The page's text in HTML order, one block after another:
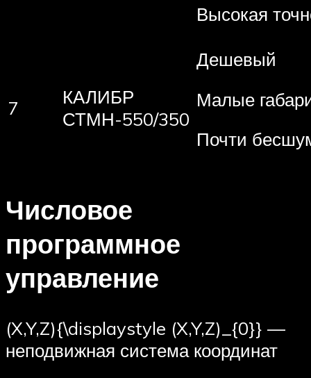
Высокая
7
КАЛИБР
СТМН-550/350
Дешевый
Малые
Почти
Числовое
программное
управление
(X,Y,Z){\displaystyle (X,Y,Z)_{0}} —
неподвижная система координат